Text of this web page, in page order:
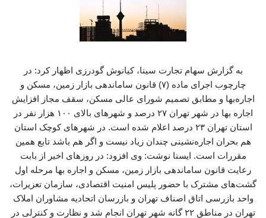
به گزارش سهام تجارت سینا، کیانوش گودرزی اظهار کرد: در
چارچوب اجرای ماده (۷) قانون ساماندهی بازار زمین، مسکن و
اجاره‌بها و مطابق تصمیم شورای عالی مسکن، سقف مجاز افزایش
اجاره بها در شهر تهران ۲۷ درصد و شهرهای بالای ۱۰۰ هزار نفر در
استان تهران ۲۳ درصد اعلام شده است. در شهرهای کوچک استان
هم بحران اجاره‌نشینی چندان زیاد نیست و اگر هم باشد تابع همین
مقررات است. ایسنا نوشت: وی افزود: در روزهای اخیر از بابت
رعایت قانون ساماندهی بازار زمین، مسکن و اجاره بها مرحله اول
گشت‌های مشترک با حضور پلیس امنیت اقتصادی، سازمان تعزیرات،
واحد بازرسی اتاق اصناف تهران و بازرسان اتحادیه مشاوران املاک
تهران در مناطق ۲۲ گانه شهر تهران انجام شد و نظارت و کنترلی در